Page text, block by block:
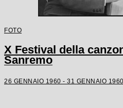
FOTO
X Festival della
Sanremo
26 GENNAIO 1960 - 31 GENNAIO 1960